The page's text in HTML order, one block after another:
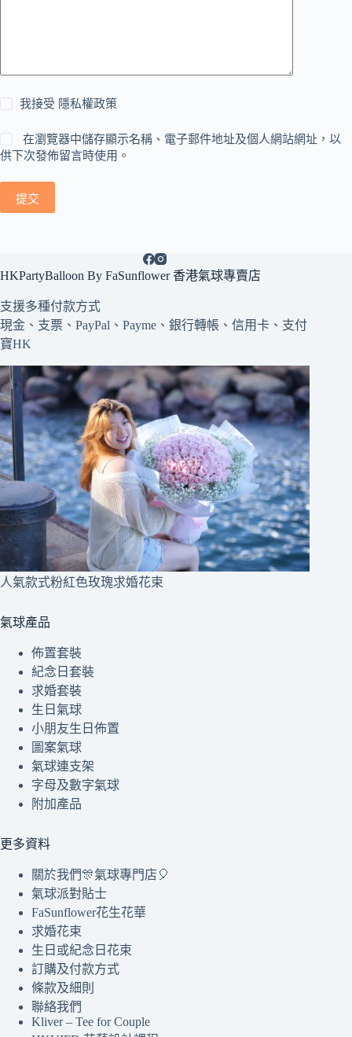
我接受 隱私權政策
在瀏覽器中儲存顯示名稱、電子郵件地址及個人網站網址，以
供下次發佈留言時使用。
提交
HKPartyBalloon By FaSunflower 香港氣球專賣店
支援多種付款方式
現金、支票、PayPal、Payme、銀行轉帳、信用卡、支付
寶HK
人氣款式粉紅色玫瑰求婚花束
氣球產品
佈置套裝
紀念日套裝
求婚套裝
生日氣球
小朋友生日佈置
圖案氣球
氣球連支架
字母及數字氣球
附加產品
更多資料
關於我們🎊氣球專門店🎈
氣球派對貼士
FaSunflower花生花華
求婚花束
生日或紀念日花束
訂購及付款方式
條款及細則
聯絡我們
Kliver – Tee for Couple